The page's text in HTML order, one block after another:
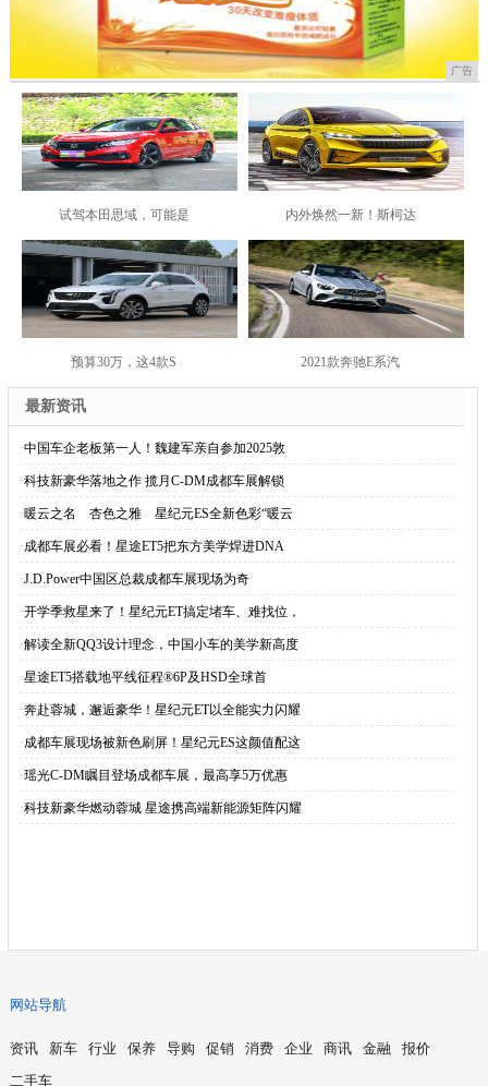
广告
试驾本田思域，可能是 内外焕然一新！斯柯达
预算30万，这4款S 2021款奔驰E系汽
最新资讯
·中国车企老板第一人！魏建军亲自参加2025敦
·科技新豪华落地之作 揽月C-DM成都车展解锁
·暖云之名 杏色之雅 星纪元ES全新色彩“暖云
·成都车展必看！星途ET5把东方美学焊进DNA
·J.D.Power中国区总裁成都车展现场为奇
·开学季救星来了！星纪元ET搞定堵车、难找位，
·解读全新QQ3设计理念，中国小车的美学新高度
·星途ET5搭载地平线征程®6P及HSD全球首
·奔赴蓉城，邂逅豪华！星纪元ET以全能实力闪耀
·成都车展现场被新色刷屏！星纪元ES这颜值配这
·瑶光C-DM瞩目登场成都车展，最高享5万优惠
·科技新豪华燃动蓉城 星途携高端新能源矩阵闪耀
网站导航
资讯 新车 行业 保养 导购 促销 消费 企业 商讯 金融
报价
二手车